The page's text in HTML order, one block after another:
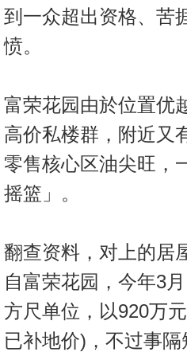
手
册
我
们
到一众超出资格、苦
愤。
富荣花园由於位置优
高价私楼群，附近又
零售核心区油尖旺，
摇篮」。
翻查资料，对上的居
自富荣花园，今年3
方尺单位，以920万
已补地价)，不过事